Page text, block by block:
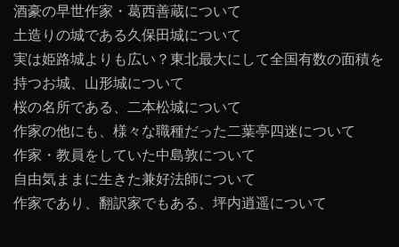
酒豪の早世作家・葛西善蔵について
土造りの城である久保田城について
実は姫路城よりも広い？東北最大にして全国有数の面積を
持つお城、山形城について
桜の名所である、二本松城について
作家の他にも、様々な職種だった二葉亭四迷について
作家・教員をしていた中島敦について
自由気ままに生きた兼好法師について
作家であり、翻訳家でもある、坪内逍遥について